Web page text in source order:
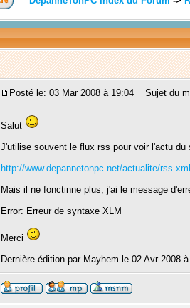
Posté le: 03 Mar 2008 à 19:04 Sujet du
Salut
J'utilise souvent le flux rss pour voir l'actu du
http://www.depannetonpc.net/actualite/
Mais il ne fonctinne plus, j'ai le message
Error: Erreur de syntaxe XLM
Merci
Dernière édition par Mayhem le 02 Avr 2008